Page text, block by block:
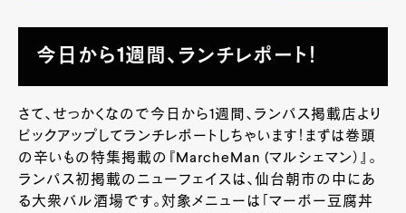
今日から1週間、ランチレポート！
さて、せっかくなので今日から1週間、ランパス掲載店より
ピックアップしてランチレポートしちゃいます！まずは巻頭
の辛いもの特集掲載の『MarcheMan (マルシェマン）』。
ランパス初掲載のニューフェイスは、仙台朝市の中にあ
る大衆バル酒場です。対象メニューは「マーボー豆腐丼